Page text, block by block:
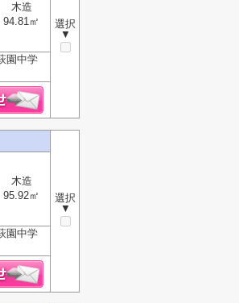
選択
▼
木造
94.81㎡
園中学
選択
▼
木造
95.92㎡
園中学